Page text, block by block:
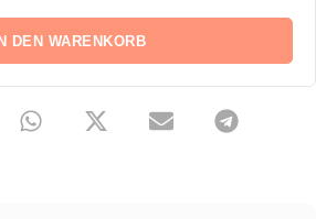
DEN WARENKORB